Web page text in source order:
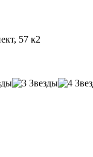
57 к2